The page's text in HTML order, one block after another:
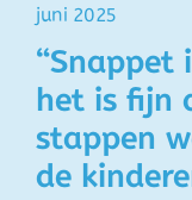
juni 2025
“Snappet
het is fijn
stappen
de